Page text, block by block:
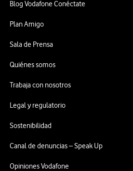
Blog Vodafone Conéctate
Plan Amigo
Sala de Prensa
Quiénes somos
Trabaja con nosotros
Legal y regulatorio
Sostenibilidad
Canal de denuncias – Speak Up
Opiniones Vodafone